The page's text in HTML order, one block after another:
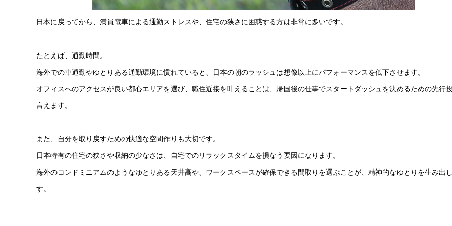
日本に戻ってから、満員電車による通勤ストレスや、住宅の狭さに困惑する方は非常に多いです。
たとえば、通勤時間。
海外での車通勤やゆとりある通勤環境に慣れていると、日本の朝のラッシュは想像以上にパフォーマンスを低下させます。
オフィスへのアクセスが良い都心エリアを選び、職住近接を叶えることは、帰国後の仕事でスタートダッシュを決めるための先行
言えます。
また、自分を取り戻すための快適な空間作りも大切です。
日本特有の住宅の狭さや収納の少なさは、自宅でのリラックスタイムを損なう要因になります。
海外のコンドミニアムのようなゆとりある天井高や、ワークスペースが確保できる間取りを選ぶことが、精神的なゆとりを生み出
す。